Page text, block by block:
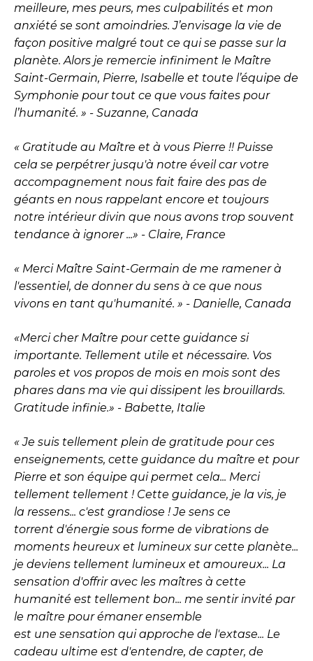
meilleure, mes peurs, mes culpabilités et mon
anxiété se sont amoindries. J’envisage la vie de
façon positive malgré tout ce qui se passe sur la
planète. Alors je remercie infiniment le Maître
Saint-Germain, Pierre, Isabelle et toute l’équipe de
Symphonie pour tout ce que vous faites pour
l’humanité. » - Suzanne, Canada
« Gratitude au Maître et à vous Pierre !! Puisse
cela se perpétrer jusqu'à notre éveil car votre
accompagnement nous fait faire des pas de
géants en nous rappelant encore et toujours
notre intérieur divin que nous avons trop souvent
tendance à ignorer ...» - Claire, France
« Merci Maître Saint-Germain de me ramener à
l'essentiel, de donner du sens à ce que nous
vivons en tant qu'humanité. » - Danielle, Canada
«Merci cher Maître pour cette guidance si
importante. Tellement utile et nécessaire. Vos
paroles et vos propos de mois en mois sont des
phares dans ma vie qui dissipent les brouillards.
Gratitude infinie.» - Babette, Italie
« Je suis tellement plein de gratitude pour ces
enseignements, cette guidance du maître et pour
Pierre et son équipe qui permet cela... Merci
tellement tellement ! Cette guidance, je la vis, je
la ressens... c'est grandiose ! Je sens ce
torrent d'énergie sous forme de vibrations de
moments heureux et lumineux sur cette planète...
je deviens tellement lumineux et amoureux... La
sensation d'offrir avec les maîtres à cette
humanité est tellement bon... me sentir invité par
le maître pour émaner ensemble
est une sensation qui approche de l'extase... Le
cadeau ultime est d'entendre, de capter, de